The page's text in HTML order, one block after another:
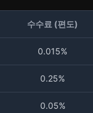
수수료 (편도)
0.015%
0.25%
0.05%